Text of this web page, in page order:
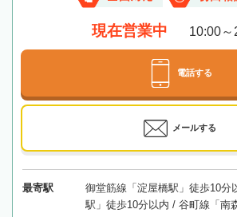
現在営業中 10:00～
電話する
メールする
最寄駅
御堂筋線「淀屋橋駅」徒歩10分
駅」徒歩10分以内 / 谷町線「南